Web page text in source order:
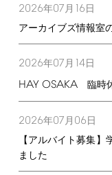
2026年07月 16日
アーカイブズ情報室
2026年07月 14日
HAY OSAKA臨時休
2026年07月 06日
【アルバイト募集
ました